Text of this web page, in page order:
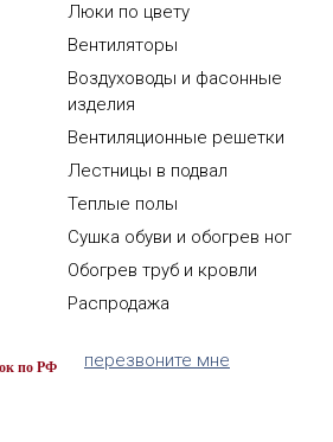
Люки по цвету
Вентиляторы
Воздуховоды и фасонные
изделия
Вентиляционные решетки
Лестницы в подвал
Теплые полы
Сушка обуви и обогрев ног
Обогрев труб и кровли
Распродажа
по РФ
перезвоните мне